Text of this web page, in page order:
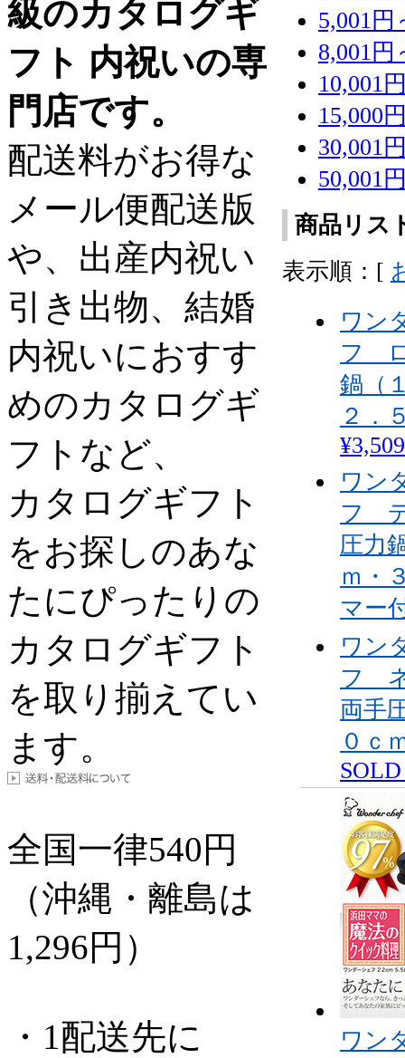
5,001円
8,001円
10,001
15,000
30,001
50,001
商品リス
表示順：[
ワン
フ
鍋（
２．
¥3,509
ワン
フ
圧力
ｍ・
マー
ワン
フ
両手
０ｃ
ワン
級のカタログギ
フト 内祝いの専
門店です。
配送料がお得な
メール便配送版
や、出産内祝い
引き出物、結婚
内祝いにおすす
めのカタログギ
フトなど、
カタログギフト
をお探しのあな
たにぴったりの
カタログギフト
を取り揃えてい
ます。
全国一律540円
（沖縄・離島は
1,296円）
・1配送先に